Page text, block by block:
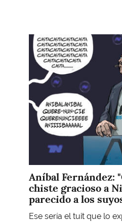
Imagen
Aníbal Fernández:
chiste gracioso a
parecido a los
Ese sería el tuit que lo